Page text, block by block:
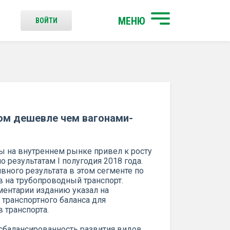
МЕНЮ
ВОЙТИ
дешевле чем вагонами-
на внутреннем рынке привел к росту
I полугодия 2018 года.
результата в этом сегменте по
трубопроводный транспорт.
изданию указал на
баланса для